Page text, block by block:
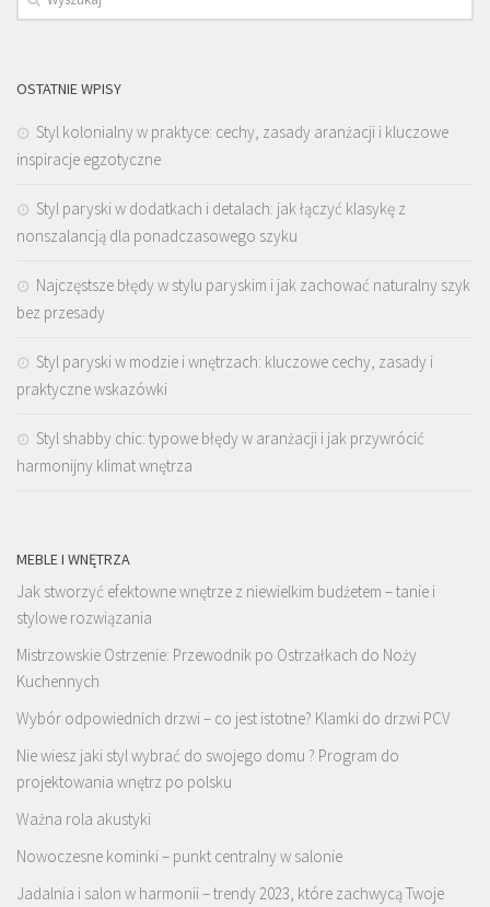
OSTATNIE WPISY
Styl kolonialny w praktyce: cechy, zasady aranżacji i kluczowe
inspiracje egzotyczne
Styl paryski w dodatkach i detalach: jak łączyć klasykę z
nonszalancją dla ponadczasowego szyku
Najczęstsze błędy w stylu paryskim i jak zachować naturalny szyk
bez przesady
Styl paryski w modzie i wnętrzach: kluczowe cechy, zasady i
praktyczne wskazówki
Styl shabby chic: typowe błędy w aranżacji i jak przywrócić
harmonijny klimat wnętrza
MEBLE I WNĘTRZA
Jak stworzyć efektowne wnętrze z niewielkim budżetem – tanie i
stylowe rozwiązania
Mistrzowskie Ostrzenie: Przewodnik po Ostrzałkach do Noży
Kuchennych
Wybór odpowiednich drzwi – co jest istotne? Klamki do drzwi PCV
Nie wiesz jaki styl wybrać do swojego domu ? Program do
projektowania wnętrz po polsku
Ważna rola akustyki
Nowoczesne kominki – punkt centralny w salonie
Jadalnia i salon w harmonii – trendy 2023, które zachwycą Twoje